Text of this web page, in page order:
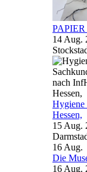
14 Aug.
Hygiene
Hessen,
15 Aug.
16 Aug.
Die
16 Aug.